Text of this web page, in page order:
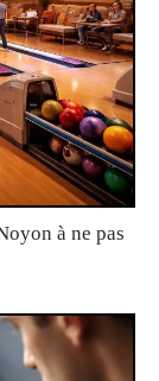
à ne pas